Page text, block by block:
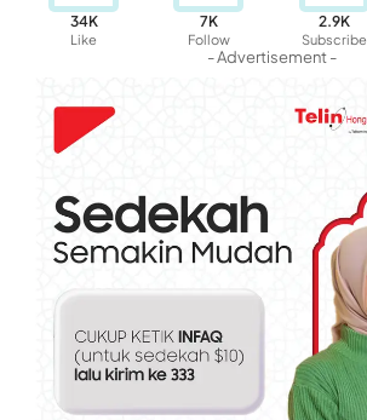
34K
Like
7K
Follow
2.9K
Subscribe
- Advertisement -